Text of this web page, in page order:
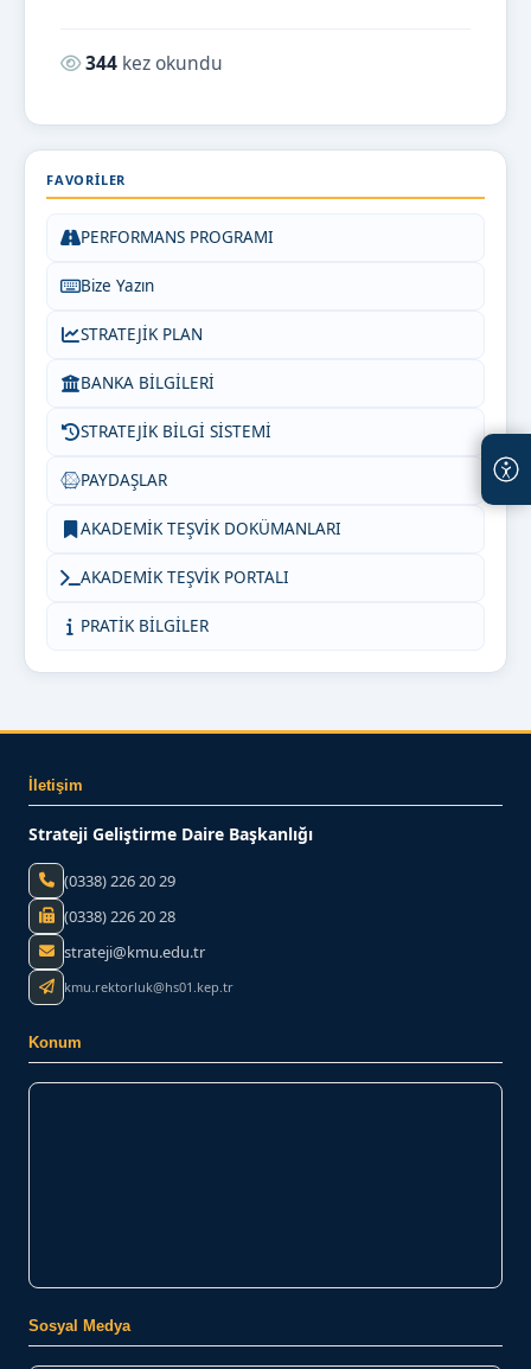
Okunma sayısı:
344 kez okundu
FAVORILER
PERFORMANS PROGRAMI
Bize Yazın
STRATEJİK PLAN
BANKA BİLGİLERİ
STRATEJİK BİLGİ SİSTEMİ
PAYDAŞLAR
AKADEMİK TEŞVİK DOKÜMANLARI
AKADEMİK TEŞVİK PORTALI
PRATİK BİLGİLER
İletişim
Strateji Geliştirme Daire Başkanlığı
(0338) 226 20 29
(0338) 226 20 28
strateji@kmu.edu.tr
kmu.rektorluk@hs01.kep.tr
Konum
Sosyal Medya